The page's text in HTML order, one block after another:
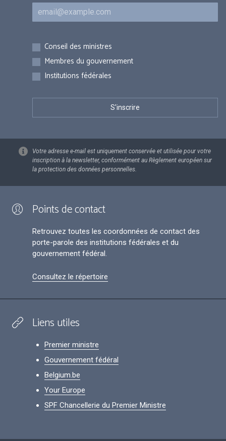
Courriel
Inscriptions
Conseil des ministres
Membres du gouvernement
Institutions fédérales
Votre adresse e-mail est uniquement conservée et utilisée pour votre
inscription à la newsletter, conformément au Règlement européen sur
la protection des données personnelles.
Points de contact
Retrouvez toutes les coordonnées de contact des
porte-parole des institutions fédérales et du
gouvernement fédéral.
Consultez le répertoire
Liens utiles
Premier ministre
Gouvernement fédéral
Belgium.be
Your Europe
SPF Chancellerie du Premier Ministre